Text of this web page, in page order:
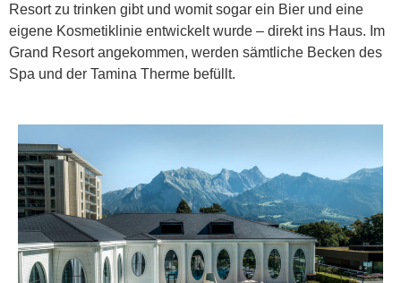
Resort zu trinken gibt und womit sogar ein Bier und eine
eigene Kosmetiklinie entwickelt wurde – direkt ins Haus. Im
Grand Resort angekommen, werden sämtliche Becken des
Spa und der Tamina Therme befüllt.